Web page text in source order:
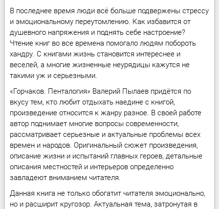
В последнее время люди всё больше подвержены стрессу
и эмоциональному переутомлению. Как избавится от
душевного напряжения и поднять себе настроение?
Чтение книг во все времена помогало людям побороть
хандру. С книгами жизнь становится интереснее и
веселей, а многие жизненные неурядицы кажутся не
такими уж и серьезными.
«Горчаков. Пенталогия» Валерий Пылаев придётся по
вкусу тем, кто любит отдыхать наедине с книгой,
произведение относится к жанру разное. В своей работе
автор поднимает многие вопросы современности,
рассматривает серьезные и актуальные проблемы всех
времен и народов. Оригинальный сюжет произведения,
описание жизни и испытаний главных героев, детальные
описания местностей и интерьеров определенно
завладеют вниманием читателя.
Данная книга не только обогатит читателя эмоционально,
но и расширит кругозор. Актуальная тема, затронутая в